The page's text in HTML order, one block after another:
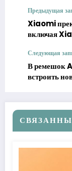
Предыдущая
Xiaomi
включая
Следующая
В ремешок
встроить